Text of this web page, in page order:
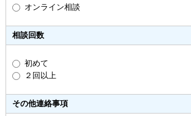
オンライン相談
相談回数
初めて
２回以上
その他連絡事項